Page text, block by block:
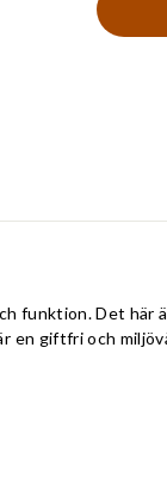
funktion. Det här
en giftfri och